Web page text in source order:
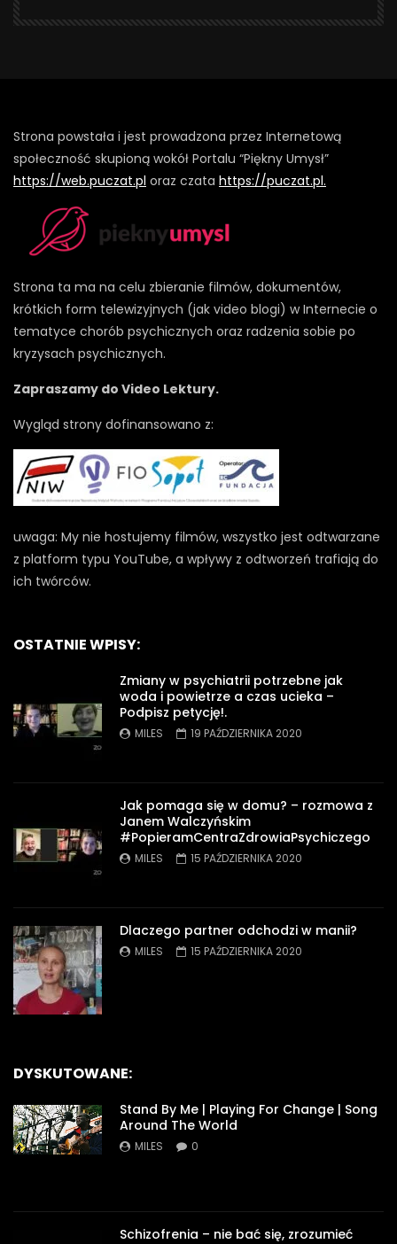
Strona powstała i jest prowadzona przez Internetową
społeczność skupioną wokół Portalu “Piękny Umysł”
https://web.puczat.pl oraz czata https://puczat.pl.
Strona ta ma na celu zbieranie filmów, dokumentów,
krótkich form telewizyjnych (jak video blogi) w Internecie o
tematyce chorób psychicznych oraz radzenia sobie po
kryzysach psychicznych.
Zapraszamy do Video Lektury.
Wygląd strony dofinansowano z:
uwaga: My nie hostujemy filmów, wszystko jest odtwarzane
z platform typu YouTube, a wpływy z odtworzeń trafiają do
ich twórców.
OSTATNIE WPISY:
Zmiany w psychiatrii potrzebne jak
woda i powietrze a czas ucieka –
Podpisz petycję!.
MILES 19 PAŹDZIERNIKA 2020
Jak pomaga się w domu? – rozmowa z
Janem Walczyńskim
#PopieramCentraZdrowiaPsychiczego
MILES 15 PAŹDZIERNIKA 2020
Dlaczego partner odchodzi w manii?
MILES 15 PAŹDZIERNIKA 2020
DYSKUTOWANE:
Stand By Me | Playing For Change | Song
Around The World
MILES 0
Schizofrenia – nie bać się, zrozumieć